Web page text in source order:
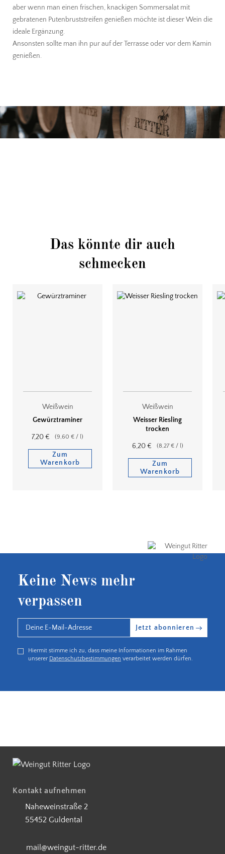
aber wenn man einen frischen, knackigen Sommersalat mit
gebratenen Putenbruststreifen genießen möchte ist dieser Wein die
ideale Ergänzung.
Ansonsten sollte man ihn pur auf der Terrasse oder vor dem Kamin
genießen.
Familienweingut in 3. Generation
Das könnte dir auch
schmecken
Weißwein
Gewürztraminer
7,20€ (9,60 € / )
Zum
Warenkorb
Weißwein
Weisser Riesling
trocken
6,20€ (8,27€/ )
Zum
Warenkorb
Keine News mehr
verpassen
Hiermit stimme ich zu, dass meine Informationen im Rahmen
unserer Datenschutzbestimmungen verarbeitet werden dürfen.
Jetzt abonnieren
Kontakt aufnehmen
Naheweinstraße 2
55452 Guldental
mail@weingut-ritter.de